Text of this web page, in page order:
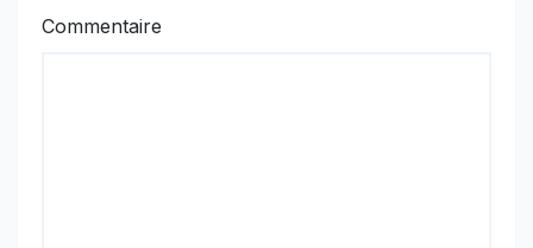
Commentaire